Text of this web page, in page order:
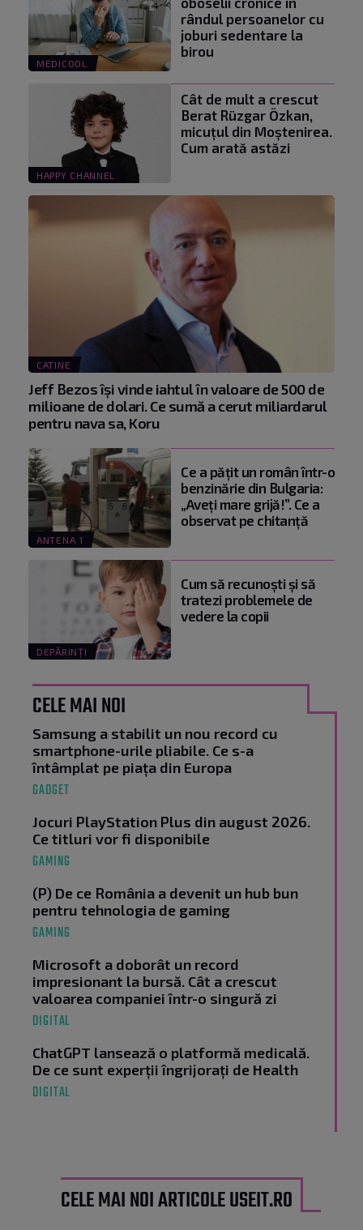
MEDICOOL
rândul persoanelor cu
joburi sedentare la
birou
HAPPY CHANNEL
Cât de mult a crescut
Berat Rüzgar Özkan,
micuțul din Moștenirea.
Cum arată astăzi
CATINE
Jeff Bezos își vinde iahtul în valoare de 500 de
milioane de dolari. Ce sumă a cerut miliardarul
pentru nava sa, Koru
ANTENA 1
Ce a pățit un român într-o
benzinărie din Bulgaria:
„Aveți mare grijă!”. Ce a
observat pe chitanță
DEPĂRINȚI
Cum să recunoști și să
tratezi problemele de
vedere la copii
CELE MAI NOI
Samsung a stabilit un nou record cu
smartphone-urile pliabile. Ce s-a
întâmplat pe piața din Europa
GADGET
Jocuri PlayStation Plus din august 2026.
Ce titluri vor fi disponibile
GAMING
(P) De ce România a devenit un hub bun
pentru tehnologia de gaming
GAMING
Microsoft a doborât un record
impresionant la bursă. Cât a crescut
valoarea companiei într-o singură zi
DIGITAL
ChatGPT lansează o platformă medicală.
De ce sunt experții îngrijorați de Health
DIGITAL
CELE MAI NOI ARTICOLE USEIT.RO